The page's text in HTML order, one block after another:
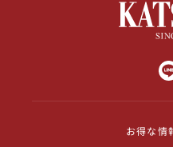
お得な情